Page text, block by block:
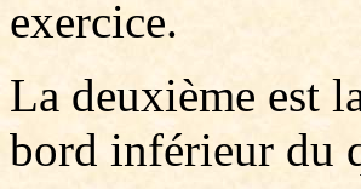
exercice.
La deuxième est
bord inférieur du